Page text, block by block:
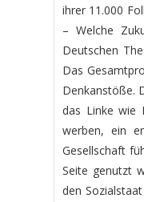
ihrer 11.000
– Welche
Deutschen
Das
Denkanstöße.
das Linke wie
werben, ein
Gesellschaft
Seite genutzt
den